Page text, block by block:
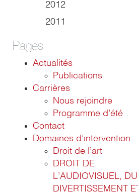
2012
2011
Pages
Actualités
Publications
Carrières
Nous rejoindre
Programme d’été
Contact
Domaines d’intervention
Droit de l’art
DROIT DE
L’AUDIOVISUEL, DU
DIVERTISSEMENT